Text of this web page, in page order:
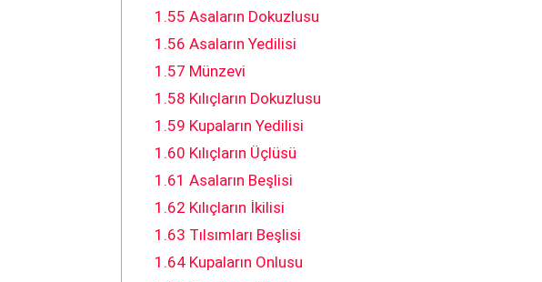
1.55 Asaların Dokuzlusu
1.56 Asaların Yedilisi
1.57 Münzevi
1.58 Kılıçların Dokuzlusu
1.59 Kupaların Yedilisi
1.60 Kılıçların Üçlüsü
1.61 Asaların Beşlisi
1.62 Kılıçların İkilisi
1.63 Tılsımları Beşlisi
1.64Kupaların Onlusu